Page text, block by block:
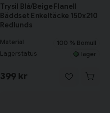
Trysil Blå/Beige Flanell
Bäddset Enkeltäcke 150x210
Redlunds
Material 100 % Bomull
Lagerstatus I lager
399 kr